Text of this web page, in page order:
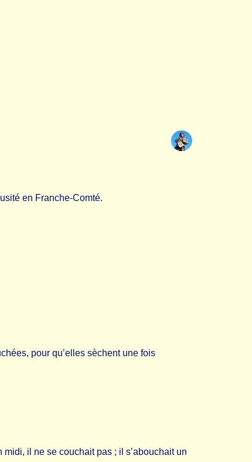
en Franche-Comté.
pour qu’elles sèchent une fois
il ne se couchait pas ; il s’abouchait un